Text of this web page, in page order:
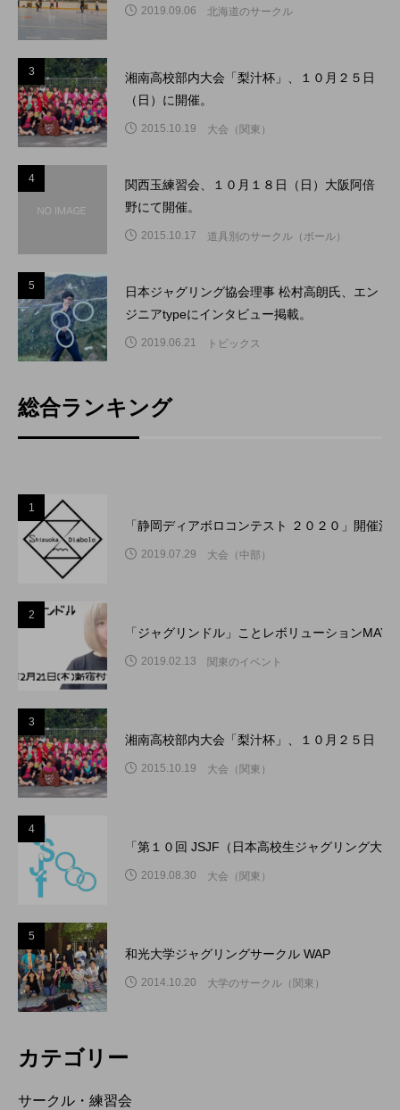
2019.09.06 北海道のサークル
3
湘南高校部内大会「梨汁杯」、１０月２５日
（日）に開催。
2015.10.19 大会（関東）
4
関西玉練習会、１０月１８日（日）大阪阿倍
野にて開催。
2015.10.17 道具別のサークル（ボール）
5
日本ジャグリング協会理事 松村高朗氏、エン
ジニアtypeにインタビュー掲載。
2019.06.21 トピックス
総合ランキング
1
「静岡ディアボロコンテスト ２０２０」開催
2019.07.29 大会（中部）
2
「ジャグリンドル」ことレボリューション
2019.02.13 関東のイベント
3
湘南高校部内大会「梨汁杯」、１０月２５日（
2015.10.19 大会（関東）
4
「第１０回 JSJF（日本高校生ジャグリング大
2019.08.30 大会（関東）
5
和光大学ジャグリングサークル WAP
2014.10.20 大学のサークル（関東）
カテゴリー
サークル・練習会